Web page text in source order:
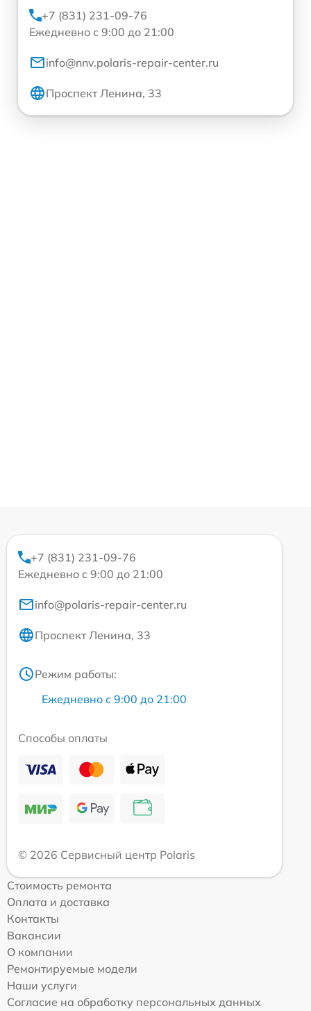
+7 (831) 231-09-76
Ежедневно с 9:00 до 21:00
info@nnv.polaris-repair-center.ru
Проспект Ленина, 33
+7 (831) 231-09-76
Ежедневно с 9:00 до 21:00
info@polaris-repair-center.ru
Проспект Ленина, 33
Режим работы:
Ежедневно с 9:00 до 21:00
Способы оплаты
© 2026 Сервисный центр Polaris
Стоимость ремонта
Оплата и доставка
Контакты
Вакансии
О компании
Ремонтируемые модели
Наши услуги
Согласие на обработку персональных данных